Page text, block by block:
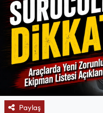
Paylaş
Mektup Galeri
Röportaj
Manşet
Köşe Yazıları
Karikatür Galeri